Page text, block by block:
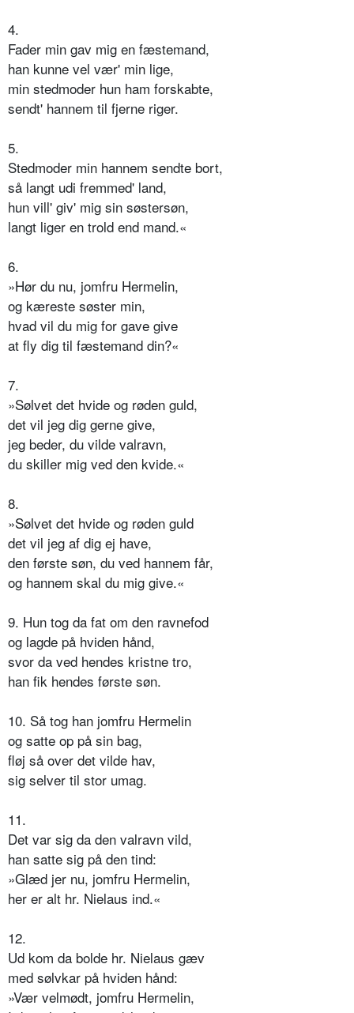
4.
Fader min gav mig en fæstemand,
han kunne vel vær' min lige,
min stedmoder hun ham forskabte,
sendt' hannem til fjerne riger.
5.
Stedmoder min hannem sendte bort,
så langt udi fremmed' land,
hun vill' giv' mig sin søstersøn,
langt liger en trold end mand.«
6.
»Hør du nu, jomfru Hermelin,
og kæreste søster min,
hvad vil du mig for gave give
at fly dig til fæstemand din?«
7.
»Sølvet det hvide og røden guld,
det vil jeg dig gerne give,
jeg beder, du vilde valravn,
du skiller mig ved den kvide.«
8.
»Sølvet det hvide og røden guld
det vil jeg af dig ej have,
den første søn, du ved hannem får,
og hannem skal du mig give.«
9. Hun tog da fat om den ravnefod
og lagde på hviden hånd,
svor da ved hendes kristne tro,
han fik hendes første søn.
10. Så tog han jomfru Hermelin
og satte op på sin bag,
fløj så over det vilde hav,
sig selver til stor umag.
11.
Det var sig da den valravn vild,
han satte sig på den tind:
»Glæd jer nu, jomfru Hermelin,
her er alt hr. Nielaus ind.«
12.
Ud kom da bolde hr. Nielaus gæv
med sølvkar på hviden hånd:
»Vær velmødt, jomfru Hermelin,